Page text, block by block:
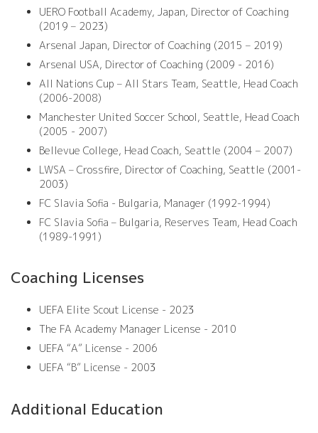
UERO Football Academy, Japan, Director of Coaching
(2019 – 2023)
Arsenal Japan, Director of Coaching (2015 – 2019)
Arsenal USA, Director of Coaching (2009 - 2016)
All Nations Cup – All Stars Team, Seattle, Head Coach
(2006-2008)
Manchester United Soccer School, Seattle, Head Coach
(2005 - 2007)
Bellevue College, Head Coach, Seattle (2004 – 2007)
LWSA – Crossfire, Director of Coaching, Seattle (2001-
2003)
FC Slavia Sofia - Bulgaria, Manager (1992-1994)
FC Slavia Sofia – Bulgaria, Reserves Team, Head Coach
(1989-1991)
Coaching Licenses
UEFA Elite Scout License - 2023
The FA Academy Manager License - 2010
UEFA “A” License - 2006
UEFA “B” License - 2003
Additional Education